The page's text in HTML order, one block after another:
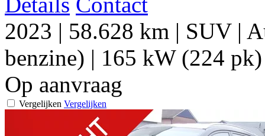
2023 | 58.628 km | SUV|
benzine) | 165 kW (224 pk)
Op aanvraag
Vergelijken Vergelijken